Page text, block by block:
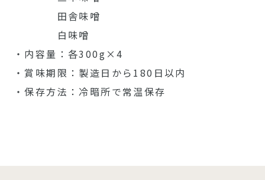
田舎味噌
白味噌
・内容量：各300g×4
・賞味期限：製造日から180日以内
・保存方法：冷暗所で常温保存